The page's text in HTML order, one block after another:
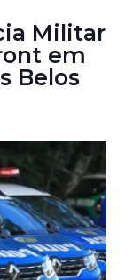
Militar
em
Belos